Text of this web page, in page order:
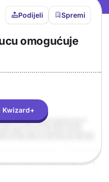
Podijeli Spremi
omogućuje
Kwizard+